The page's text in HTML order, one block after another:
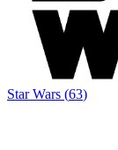
Star Wars (63)